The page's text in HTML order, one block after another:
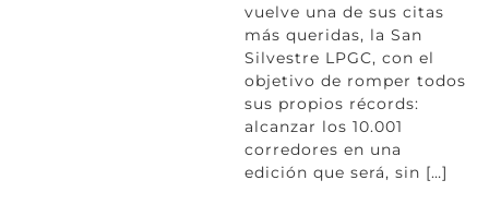
vuelve una de sus citas
más queridas, la San
Silvestre LPGC, con el
objetivo de romper todos
sus propios récords:
alcanzar los 10.001
corredores en una
edición que será, sin […]